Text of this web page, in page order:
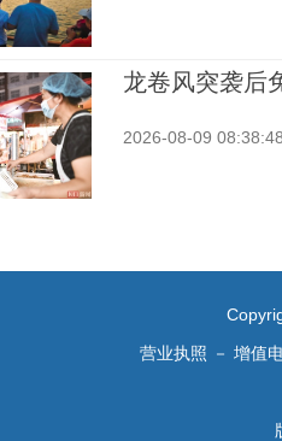
龙卷风突袭后
2026-08-09
营业执照 － 增值